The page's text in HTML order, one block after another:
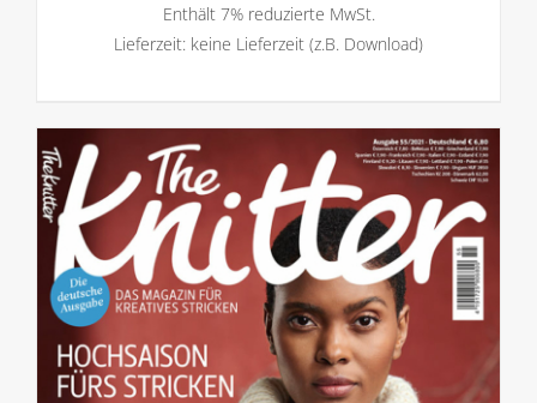
Enthält 7% reduzierte MwSt.
Lieferzeit: keine Lieferzeit (z.B. Download)